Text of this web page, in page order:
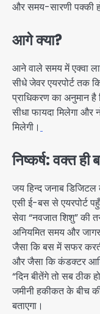
और समय-सारणी पक्की
आगे क्या?
आने वाले समय में एक्वा
सीधे जेवर एयरपोर्ट तक
प्राधिकरण का अनुमान
सीधा फायदा मिलेगा
मिलेगी।
निष्कर्ष: वक्त ही
जय हिन्द जनाब डिजिटल
एसी ई-बस से एयरपोर्ट
सेवा “नवजात शिशु” की
अनियमित समय और
जैसा कि बस में सफर
और जैसा कि कंडक्टर
“दिन बीतेंगे तो सब ठीक
जमीनी हकीकत के बीच
बताएगा।